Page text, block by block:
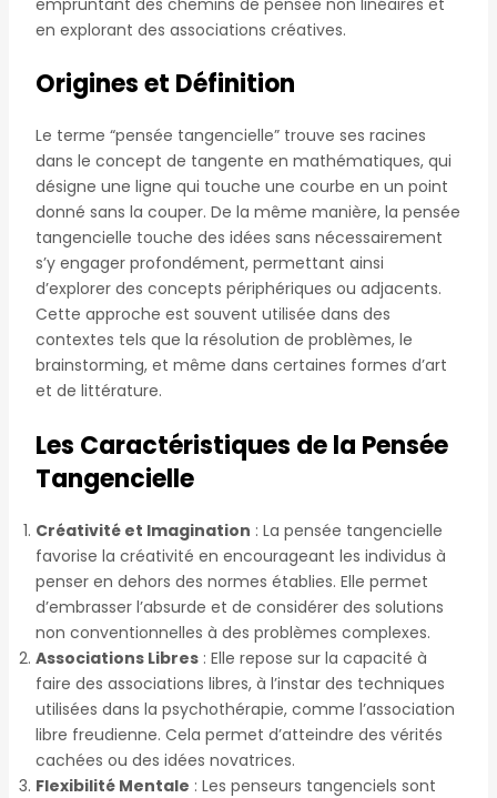
empruntant des chemins de pensée non linéaires et
en explorant des associations créatives.
Origines et Définition
Le terme “pensée tangencielle” trouve ses racines
dans le concept de tangente en mathématiques, qui
désigne une ligne qui touche une courbe en un point
donné sans la couper. De la même manière, la pensée
tangencielle touche des idées sans nécessairement
s’y engager profondément, permettant ainsi
d’explorer des concepts périphériques ou adjacents.
Cette approche est souvent utilisée dans des
contextes tels que la résolution de problèmes, le
brainstorming, et même dans certaines formes d’art
et de littérature.
Les Caractéristiques de la Pensée
Tangencielle
Créativité et Imagination : La pensée tangencielle
favorise la créativité en encourageant les individus à
penser en dehors des normes établies. Elle permet
d’embrasser l’absurde et de considérer des solutions
non conventionnelles à des problèmes complexes.
Associations Libres: Elle repose sur la capacité à
faire des associations libres, à l’instar des techniques
utilisées dans la psychothérapie, comme l’association
libre freudienne. Cela permet d’atteindre des vérités
cachées ou des idées novatrices.
Flexibilité Mentale : Les penseurs tangenciels sont